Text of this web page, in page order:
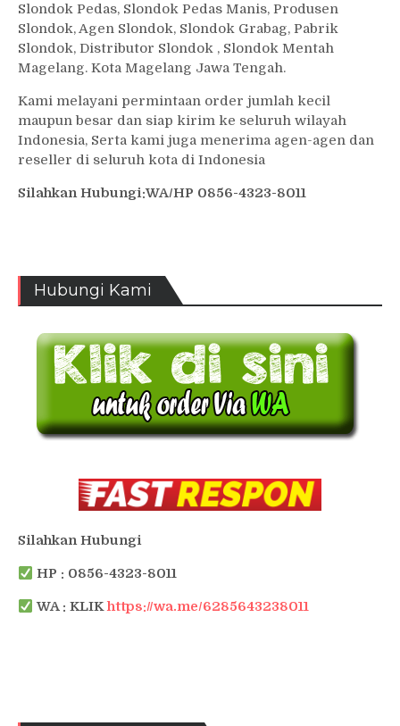
Slondok Pedas, Slondok Pedas Manis, Produsen
Slondok, Agen Slondok, Slondok Grabag, Pabrik
Slondok, Distributor Slondok , Slondok Mentah
Magelang. Kota Magelang Jawa Tengah.
Kami melayani permintaan order jumlah kecil
maupun besar dan siap kirim ke seluruh wilayah
Indonesia, Serta kami juga menerima agen-agen dan
reseller di seluruh kota di Indonesia
Silahkan Hubungi:WA/HP 0856-4323-8011
Hubungi Kami
Silahkan Hubungi
HP : 0856-4323-8011
WA : KLIKhttps://wa.me/6285643238011